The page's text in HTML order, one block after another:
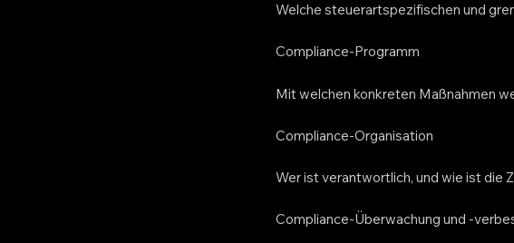
Welche steuerartspezifischen und
Compliance-Programm
Mit welchen konkreten Maßnahmen
Compliance-Organisation
Wer ist verantwortlich, und wie ist die
Compliance-Überwachung und -